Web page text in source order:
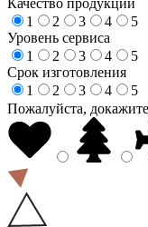
1
2 3 4
5
Уровень сервиса
1
2 3 4
5
Срок изготовления
1
2 3 4
5
Пожалуйста,